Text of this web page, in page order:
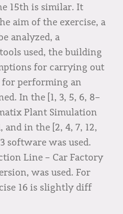
15th is similar. It
aim of the exercise, a
analyzed, a
used, the building
for carrying out
performing an
In the [1, 3, 5, 6, 8–
Plant Simulation
in the [2, 4, 7, 12,
software was used.
Line – Car Factory
was used. For
16 is slightly diff